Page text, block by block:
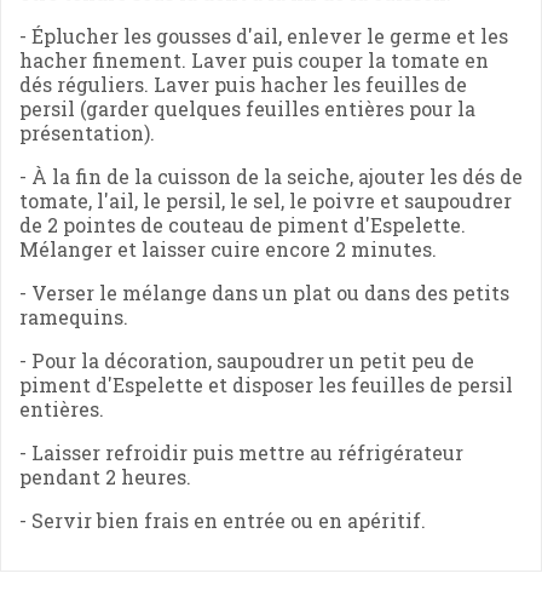
- Éplucher les gousses d'ail, enlever le germe et les
hacher finement. Laver puis couper la tomate en
dés réguliers. Laver puis hacher les feuilles de
persil (garder quelques feuilles entières pour la
présentation).
- À la fin de la cuisson de la seiche, ajouter les dés de
tomate, l'ail, le persil, le sel, le poivre et saupoudrer
de 2 pointes de couteau de piment d'Espelette.
Mélanger et laisser cuire encore 2 minutes.
- Verser le mélange dans un plat ou dans des petits
ramequins.
- Pour la décoration, saupoudrer un petit peu de
piment d'Espelette et disposer les feuilles de persil
entières.
- Laisser refroidir puis mettre au réfrigérateur
pendant 2 heures.
- Servir bien frais en entrée ou en apéritif.